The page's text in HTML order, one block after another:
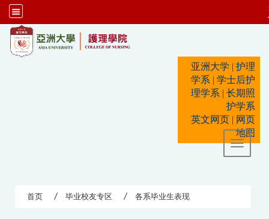
亚洲大学 | 护理
学系 | 学士后护
理学系 | 长期照
护学系
英文网页 | 网页
地图
Toggle
首页 毕业校友专区 各系毕业生表现